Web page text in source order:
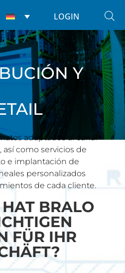
LOGIN
Y
adaptados al canal
como servicios de
e implantación de
personalizados
de cada cliente.
BRALO
FÜR IHR